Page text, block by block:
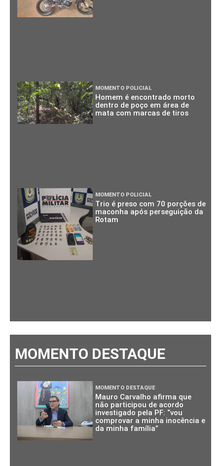
MOMENTO POLICIAL
Homem é encontrado morto
dentro de poço em área de
mata com marcas de tiros
MOMENTO POLICIAL
Trio é preso com 70 porções de
maconha após perseguição da
Rotam
MOMENTO DESTAQUE
MOMENTO DESTAQUE
Mauro Carvalho afirma que
não participou de acordo
investigado pela PF: “vou
comprovar a minha inocência e
da minha família”